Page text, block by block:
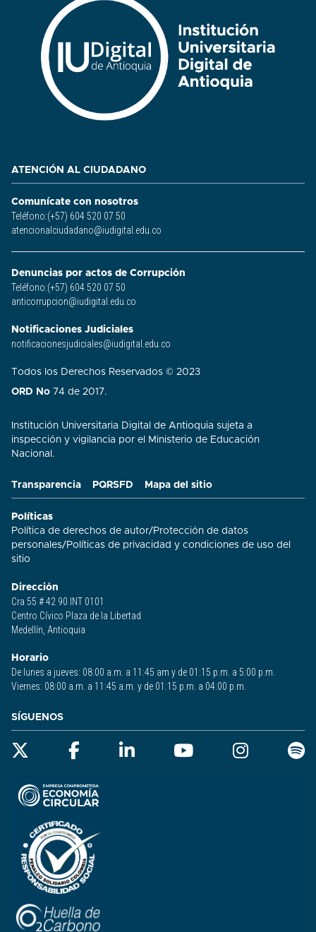
Transparencia PQRSFD Mapa del sitio
Políticas
Política de derechos de autor/ Protección de datos
personales/ Políticas de privacidad y condiciones de uso del
sitio​
Dirección
Cra 55 # 42 90 INT 0101
Centro Cívico Plaza de la Libertad
Medellín, Antioquia
Horario
De lunes a jueves: 08:00 a.m. a 11:45 am y de 01:15 p.m. a 5:00 p.m.
Viernes: 08:00 a.m. a 11:45 a.m. y de 01:15 p.m. a 04:00 p.m.
ATENCIÓN AL CIUDADANO
Comunícate con nosotros
Teléfono:(+57) 604 520 07 50
atencionalciudadano@iudigital.edu.co
Denuncias por actos de Corrupción
Teléfono:(+57) 604 520 07 50
anticorrupcion@iudigital.edu.co
Notificaciones Judiciales
notificacionesjudiciales@iudigital.edu.co
Todos los Derechos Reservados © 2023
ORD No 74 de 2017.
Institución Universitaria Digital de Antioquia sujeta a
inspección y vigilancia por el Ministerio de Educación
Nacional.
SÍGUENOS